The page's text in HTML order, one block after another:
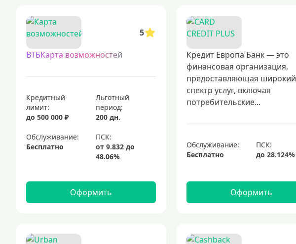
5
ВТБКарта возможностей
Кредитный
лимит:
до 500 000 ₽
Льготный
период:
200 дн.
Обслуживание:
Бесплатно
Оформить
Кредит Европа Банк — это
финансовая организация,
предоставляющая широкий
спектр услуг, включая
потребительские...
Обслуживание:
Бесплатно
Оформить